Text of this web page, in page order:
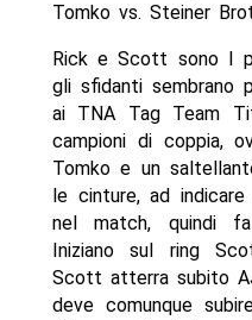
Tomko vs. Steiner
Rick e Scott sono I
gli sfidanti sembrano
ai TNA Tag Team
campioni di coppia,
Tomko e un
le cinture, ad
nel match, quindi
Iniziano sul ring
Scott atterra subito
deve comunque